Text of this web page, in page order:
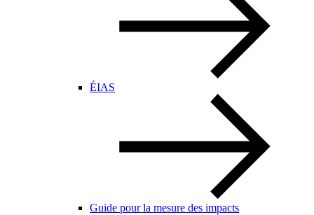
ÉIAS
Guide pour la mesure des impacts